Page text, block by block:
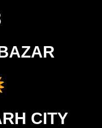
CITY